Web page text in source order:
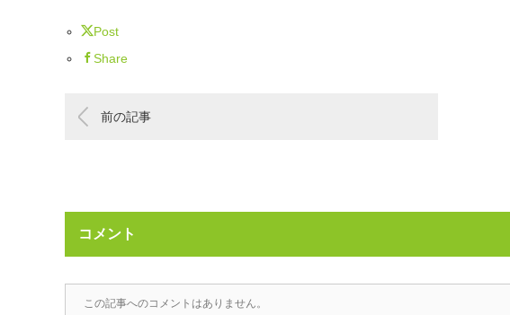
Post
Share
前の記事
コメント
この記事へのコメントはありません。